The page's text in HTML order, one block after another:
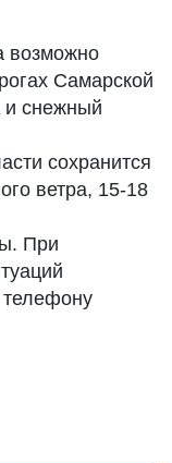
возможно
Самарской
и снежный
сохранится
ветра, 15-18
При
телефону